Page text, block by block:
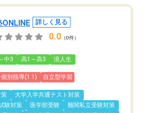
詳しく見る
0.0 （0件）
中3 高1～高3 浪人生
別指導(1:1) 自立型学習
大学入学共通テスト対策
験対策
医学部受験
難関私立受験対策